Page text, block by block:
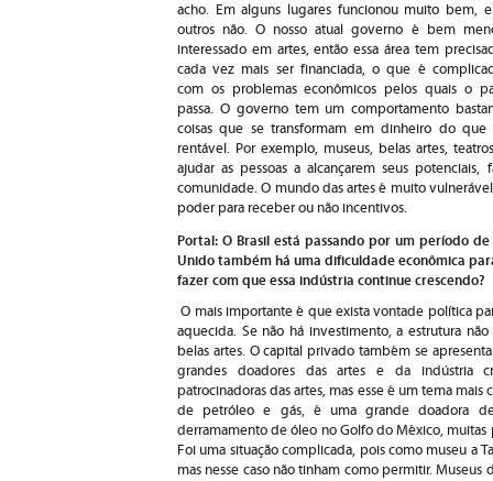
acho. Em alguns lugares funcionou muito bem,
outros não. O nosso atual governo é bem
interessado em artes, então essa área tem
cada vez mais ser financiada, o que é
com os problemas econômicos pelos quais o
passa. O governo tem um comportamento
coisas que se transformam em dinheiro do
rentável. Por exemplo, museus, belas artes,
ajudar as pessoas a alcançarem seus
comunidade. O mundo das artes é muito
poder para receber ou não incentivos.
Portal: O Brasil está passando por um período
Unido também há uma dificuldade econômica
fazer com que essa indústria continue crescendo?
O mais importante é que exista vontade política
aquecida. Se não há investimento, a estrutura
belas artes. O capital privado também se
grandes doadores das artes e da indústria
patrocinadoras das artes, mas esse é um tema
de petróleo e gás, é uma grande doadora
derramamento de óleo no Golfo do México, muitas
Foi uma situação complicada, pois como museu a
mas nesse caso não tinham como permitir.